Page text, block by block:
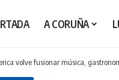
A CORUÑA
volve fusionar música,